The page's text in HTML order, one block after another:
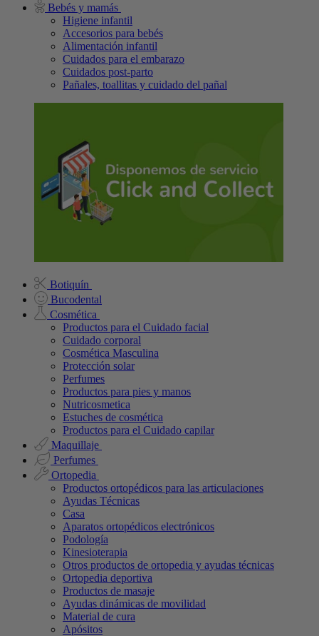
Bebés y mamás
Higiene infantil
Accesorios para bebés
Alimentación infantil
Cuidados para el embarazo
Cuidados post-parto
Pañales, toallitas y cuidado del pañal
Botiquín
Bucodental
Cosmética
Productos para el Cuidado facial
Cuidado corporal
Cosmética Masculina
Protección solar
Perfumes
Productos para pies y manos
Nutricosmetica
Estuches de cosmética
Productos para el Cuidado capilar
Maquillaje
Perfumes
Ortopedia
Productos ortopédicos para las articulaciones
Ayudas Técnicas
Casa
Aparatos ortopédicos electrónicos
Podología
Kinesioterapia
Otros productos de ortopedia y ayudas técnicas
Ortopedia deportiva
Productos de masaje
Ayudas dinámicas de movilidad
Material de cura
Apósitos